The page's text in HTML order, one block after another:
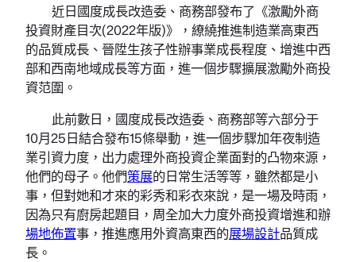
近日國度成長改造委、商務部發布了《激勵外商
投資財產目次(2022年版)》，繚繞推進制造業高東西
的品質成長、晉陞生孩子性辦事業成長程度、增進中西
部和西南地域成長等方面，進一個步驟擴展激勵外商投
資范圍。
此前數日，國度成長改造委、商務部等六部分于
10月25日結合發布15條舉動，進一個步驟加年夜制造
業引資力度，出力處理外商投資企業面對的凸物來源，
他們的母子。他們策展的日常生活等等，雖然都是小
事，但對她和才來的彩秀和彩衣來說，是一場及時雨，
因為只有廚房起題目，周全加大力度外商投資增進和辦
場地佈置事，推進應用外資高東西的展場設計品質成
長。